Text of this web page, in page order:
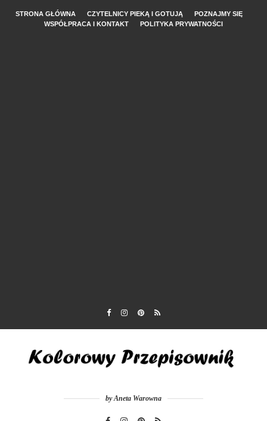
STRONA GŁÓWNA CZYTELNICY PIEKĄ I GOTUJĄ
POZNAJMY SIĘ
WSPÓŁPRACA I KONTAKT
POLITYKA PRYWATNOŚCI
by Aneta Warowna